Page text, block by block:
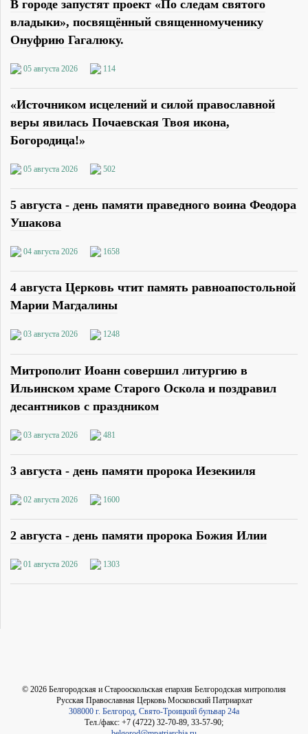
В городе запустят проект «По следам святого
владыки», посвящённый священномученику
Онуфрию Гагалюку.
05 августа 2026 114
«Источником исцелений и силой православной
веры явилась Почаевская Твоя икона,
Богородица!»
05 августа 2026 502
5 августа - день памяти праведного воина Феодора
Ушакова
04 августа 2026 1658
4 августа Церковь чтит память равноапостольной
Марии Магдалины
03 августа 2026 1248
Митрополит Иоанн совершил литургию в
Ильинском храме Старого Оскола и поздравил
десантников с праздником
03 августа 2026 481
3 августа - день памяти пророка Иезекииля
02 августа 2026 1600
2 августа - день памяти пророка Божия Илии
01 августа 2026 1303
© 2026 Белгородская и Старооскольская епархия Белгородская митрополия
Русская Православная Церковь Московский Патриархат
308000 г. Белгород, Свято-Троицкий бульвар 24а
Тел./факс: +7 (4722) 32-70-89, 33-57-90;